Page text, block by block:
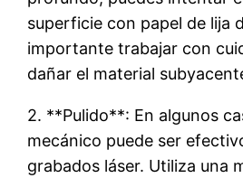
superficie con papel de lija
importante trabajar con
dañar el material
2. **Pulido**: En algunos
mecánico puede ser
grabados láser. Utiliza una